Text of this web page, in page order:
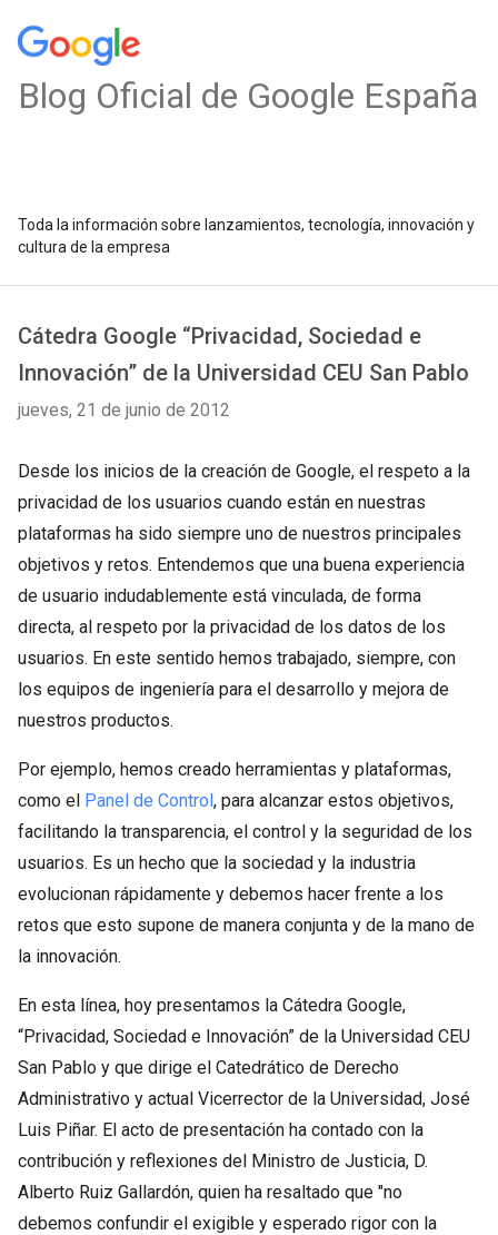
Blog Oficial de Google España
Toda la información sobre lanzamientos, tecnología, innovación y
cultura de la empresa
Cátedra Google “Privacidad, Sociedad e
Innovación” de la Universidad CEU San Pablo
jueves, 21 de junio de 2012
Desde los inicios de la creación de Google, el respeto a la
privacidad de los usuarios cuando están en nuestras
plataformas ha sido siempre uno de nuestros principales
objetivos y retos. Entendemos que una buena experiencia
de usuario indudablemente está vinculada, de forma
directa, al respeto por la privacidad de los datos de los
usuarios. En este sentido hemos trabajado, siempre, con
los equipos de ingeniería para el desarrollo y mejora de
nuestros productos.
Por ejemplo, hemos creado herramientas y plataformas,
como el Panel de Control, para alcanzar estos objetivos,
facilitando la transparencia, el control y la seguridad de los
usuarios. Es un hecho que la sociedad y la industria
evolucionan rápidamente y debemos hacer frente a los
retos que esto supone de manera conjunta y de la mano de
la innovación.
En esta línea, hoy presentamos la Cátedra Google,
“Privacidad, Sociedad e Innovación” de la Universidad CEU
San Pablo y que dirige el Catedrático de Derecho
Administrativo y actual Vicerrector de la Universidad, José
Luis Piñar. El acto de presentación ha contado con la
contribución y reflexiones del Ministro de Justicia, D.
Alberto Ruiz Gallardón, quien ha resaltado que "no
debemos confundir el exigible y esperado rigor con la